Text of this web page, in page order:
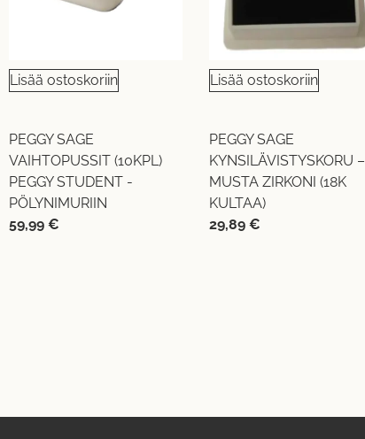
Lisää ostoskoriin
PEGGY SAGE
VAIHTOPUSSIT (10KPL)
PEGGY STUDENT -
PÖLYNIMURIIN
59,99 €
Lisää ostoskoriin
PEGGY SAGE
KYNSILÄVISTYSKORU –
MUSTA ZIRKONI (18K
KULTAA)
29,89 €